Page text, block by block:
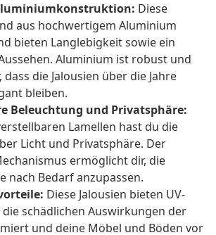
Diese
aus hochwertigem Aluminium
bieten Langlebigkeit sowie ein
Aluminium ist robust und
die Jalousien über die Jahre
bleiben.
Beleuchtung und Privatsphäre:
Lamellen hast du die
Licht und Privatsphäre. Der
ermöglicht dir, die
nach Bedarf anzupassen.
Diese Jalousien bieten UV-
die schädlichen Auswirkungen der
und deine Möbel und Böden vor